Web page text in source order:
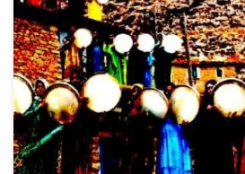
Την Κυριακή 29 Ιανουαρίου και κάθε
προσκαλούμε σε έναν κύκλο όπου ο
μέσα για το ταξίδι μέσα μας και το πεδίο
σαν ομάδα. Οι επόμενες ημερομηνίες:
5/3 & 19/3Απρίλιος 9/4 & 23/4Μάιος 14/5